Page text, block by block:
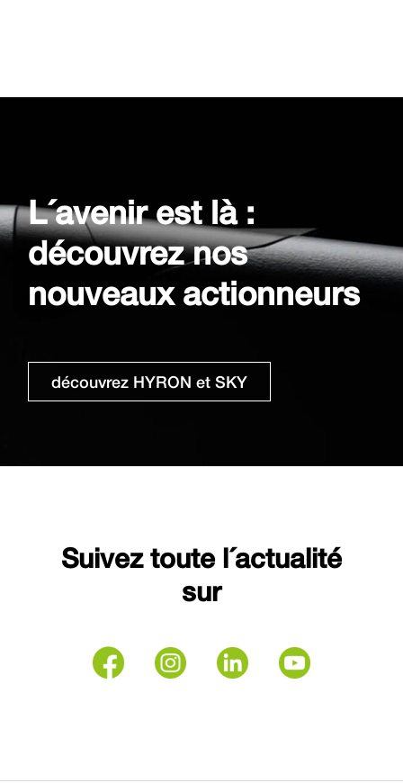
L´avenir est là :
découvrez nos
nouveaux actionneurs
découvrez HYRON et SKY
Suivez toute l´actualité
sur